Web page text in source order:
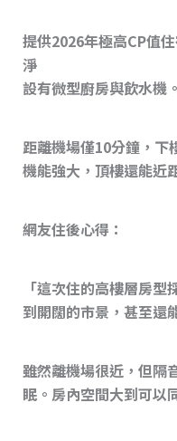
提供2026年極高CP值
淨
設有微型廚房與飲水機。
距離機場僅10分鐘，下
機能強大，頂樓還能近
網友住後心得：
「這次住的高樓層房
到開闊的市景，甚至還
雖然離機場很近，但隔
眠。房內空間大到可以